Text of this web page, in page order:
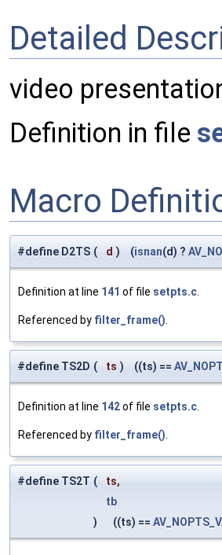
Detailed
video
Definition in file
Macro
#define D2TS ( d ) (isnan(d) ?
Definition at line 141 of file setpts.c.
Referenced by filter_frame().
#define TS2D ( ts ) ((ts) ==
Definition at line 142of file setpts.c.
Referenced by filter_frame().
#define TS2T (
ts,
tb
)
((ts) ==